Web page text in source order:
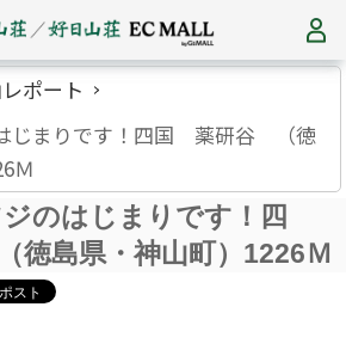
ポート
じまりです！四国 薬研谷 （徳
Ｍ
のはじまりです！四
島県・神山町）1226Ｍ